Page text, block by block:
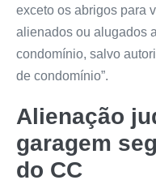
exceto os abrigos para
alienados ou alugados
condomínio, salvo
de condomínio”.
Alienação
garagem
do CC